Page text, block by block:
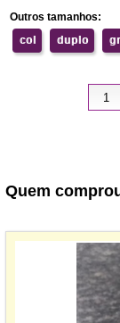
Outros tamanhos:
col
duplo gr
Quem